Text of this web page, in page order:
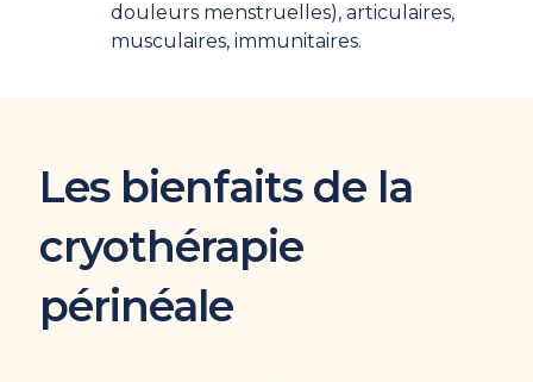
douleurs menstruelles), articulaires,
musculaires, immunitaires.
Les bienfaits de la
cryothérapie
périnéale